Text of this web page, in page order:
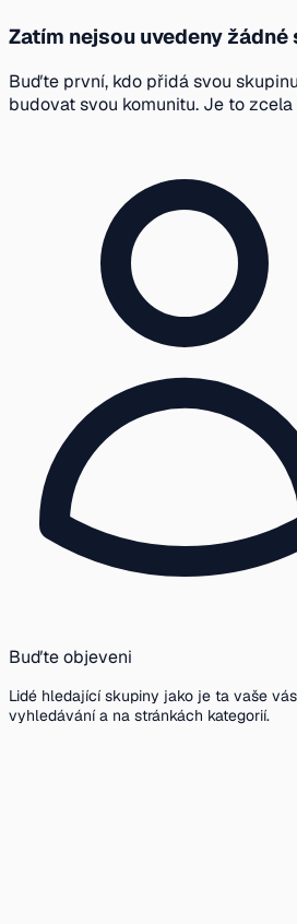
Zatím nejsou uvedeny žádné
Buďte první, kdo přidá svou
budovat svou komunitu. Je to zcela
Buďte objeveni
Lidé hledající skupiny jako je ta vaše
vyhledávání a na stránkách kategorií.